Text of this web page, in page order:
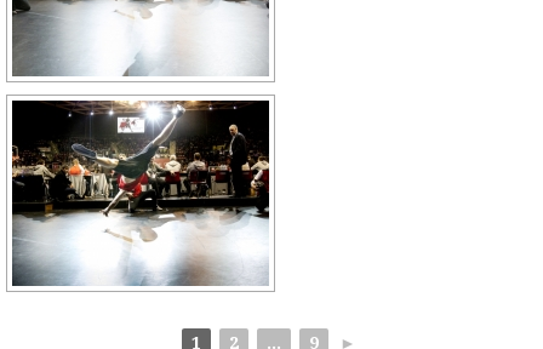
1 2 ... 9 ►